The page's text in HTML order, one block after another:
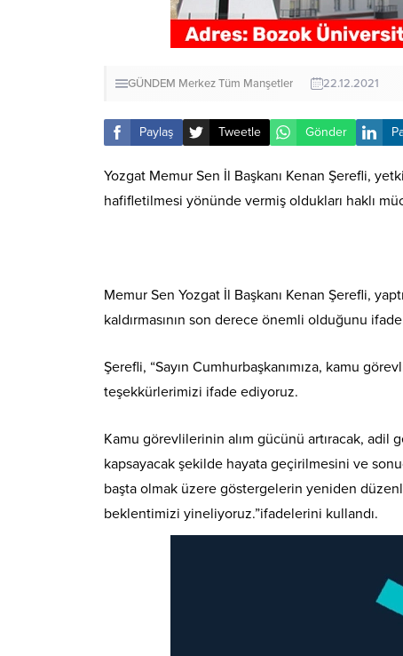
GÜNDEM MerkezTüm Manşetler 22.12.2021
Paylaş Tweetle Gönder
Yozgat Memur Sen İl Başkanı Kenan Şerefli,
hafifletilmesi yönünde vermiş oldukları haklı
Memur Sen Yozgat İl Başkanı Kenan Şerefli,
kaldırmasının son derece önemli olduğunu
Şerefli, “Sayın Cumhurbaşkanımıza, kamu
teşekkürlerimizi ifade ediyoruz.
Kamu görevlilerinin alım gücünü artıracak, adil
kapsayacak şekilde hayata geçirilmesini ve
başta olmak üzere göstergelerin yeniden
beklentimizi yineliyoruz.”ifadelerini kullandı.